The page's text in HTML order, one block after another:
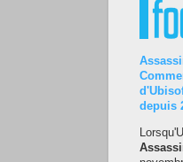
depuis